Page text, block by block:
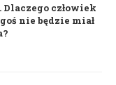
Dlaczego człowiek
nie będzie miał